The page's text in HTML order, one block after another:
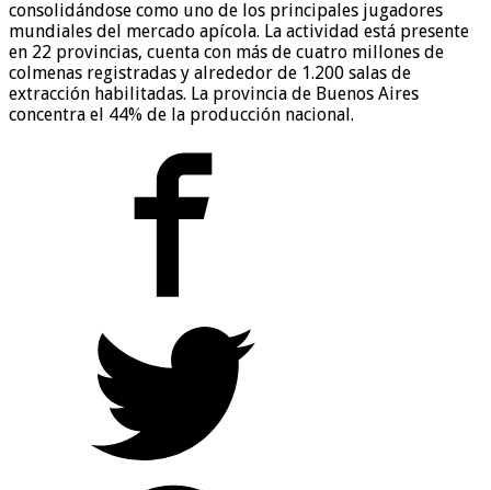
consolidándose como uno de los principales jugadores
mundiales del mercado apícola. La actividad está presente
en 22 provincias, cuenta con más de cuatro millones de
colmenas registradas y alrededor de 1.200 salas de
extracción habilitadas. La provincia de Buenos Aires
concentra el 44% de la producción nacional.